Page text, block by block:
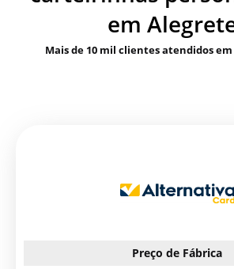
em
Mais de 10 mil clientes atendidos
Preço de Fábrica